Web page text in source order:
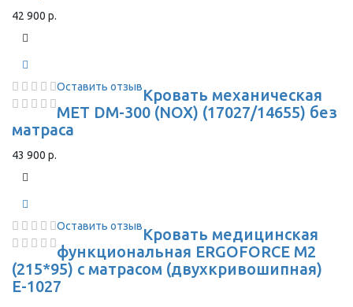
42 900 р.
Оставить отзывКровать механическая
MET DM-300 (NOX) (17027/14655) без
матраса
43 900 р.
Оставить отзывКровать медицинская
функциональная ERGOFORCE M2
(215*95) с матрасом (двухкривошипная)
Е-1027